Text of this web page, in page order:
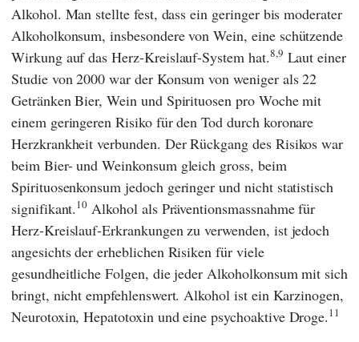
Alkohol. Man stellte fest, dass ein geringer bis moderater
Alkoholkonsum, insbesondere von Wein, eine schützende
Wirkung auf das Herz-Kreislauf-System hat.8,9 Laut einer
Studie von 2000 war der Konsum von weniger als 22
Getränken Bier, Wein und Spirituosen pro Woche mit
einem geringeren Risiko für den Tod durch koronare
Herzkrankheit verbunden. Der Rückgang des Risikos war
beim Bier- und Weinkonsum gleich gross, beim
Spirituosenkonsum jedoch geringer und nicht statistisch
signifikant.10 Alkohol als Präventionsmassnahme für
Herz-Kreislauf-Erkrankungen zu verwenden, ist jedoch
angesichts der erheblichen Risiken für viele
gesundheitliche Folgen, die jeder Alkoholkonsum mit sich
bringt, nicht empfehlenswert. Alkohol ist ein Karzinogen,
Neurotoxin, Hepatotoxin und eine psychoaktive Droge.11